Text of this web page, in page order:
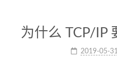
为什么 TCP/IP
2019-05-31